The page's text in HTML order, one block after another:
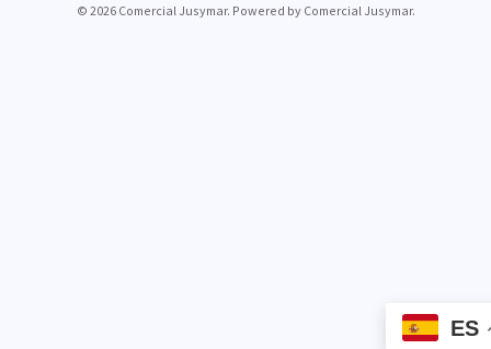
© 2026 Comercial Jusymar. Powered by Comercial Jusymar.
ES